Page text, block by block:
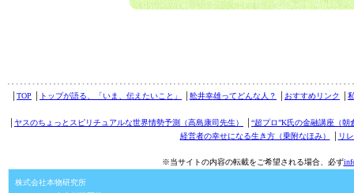
TOP トップが語る、「いま、伝えたいこと」 舩井幸雄ってどんな人？ おすすめリンク
ヤスのちょっとスピリチュアルな世界情勢予測（高島康司先生）
“超プロ”K氏の金融講座（朝
経営者の幸せになる生き方（乗附なほみ）
リ
※当サイトの内容の転載をご希望される場合、必ず
株式会社本物研究所